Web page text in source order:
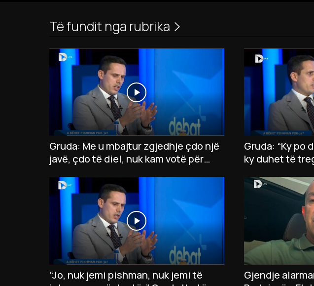
Të fundit nga rubrika
Gruda: Me u mbajtur zgjedhje çdo një
javë, çdo të diel, nuk kam votë për
Gruda: “Ky po
ky duhet të
“Jo, nuk jemi pishman, nuk jemi të
Gjendje